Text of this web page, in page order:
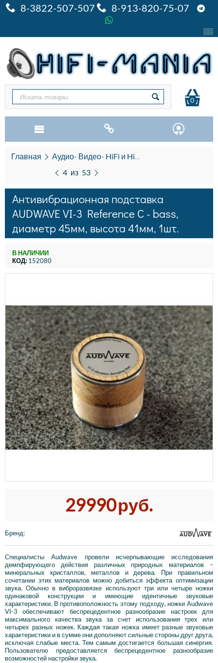
8-3822-507-507 8-913-820-75-07
0
Главная Аудио- Видео- HiFi и HiEND
4 из 53
Антивибрационная подставка
AUDWAVE VI-3 Reference C - bass,
диаметр 45мм, высота 41мм, 1шт.
В НАЛИЧИИ
КОД: 152080
29990руб.
Бренд:
Специалисты Audwave провели исчерпывающие исследования
демпфирующего действия различных природных материалов –
минеральных кристаллов, металлов и дерева. При правильном
сочетании этих материалов можно добиться эффекта оптимизации
звука. Обычно в виброразвязке используют три или четыре ножки
одинаковой конструкции и имеющие идентичные звуковые
характеристики. В противоположность этому подходу, ножки Audwave
VI-3 обеспечивают беспрецедентное разнообразие настроек для
максимального качества звука за счет использования трех или
четырех разных ножек. Каждая такая ножка имеет разные звуковые
характеристики и в сумме они дополняют сильные стороны друг друга,
исключая слабые места. Тем самым достигается большая синергия.
Пользователю предоставляется беспрецедентное разнообразие
возможностей настройки звука.